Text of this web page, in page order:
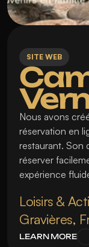
SITE WEB
Nous avons
réservation en
restaurant. Son
réserver
expérience
Loisirs &
Gravières,
LEARN MORE